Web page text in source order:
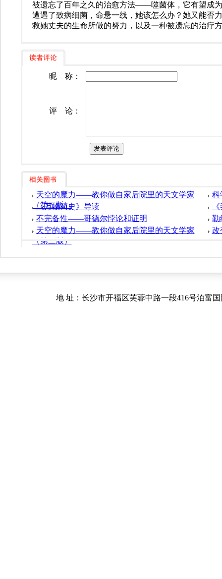
被遗忘了百年之久的治愈方法——噬菌体，它有望成
遭遇了致病细菌，命悬一线，她该怎么办？她又能否
救她丈夫的生命所做的努力，以及一种被遗忘的治疗
昵 称：
评 论：
天空的魔力——教你做自家后院里的天文学家
（第三版）
科
《万物简史》导读
不完备性——哥德尔悖论和证明
勒
天空的魔力——教你做自家后院里的天文学家
（第三版）
改
地 址：长沙市开福区芙蓉中路一段416号泊富